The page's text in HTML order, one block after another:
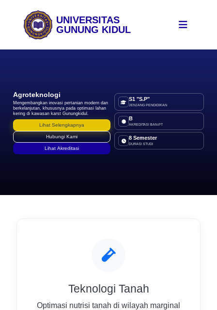
UNIVERSITAS
GUNUNG KIDUL
Agroteknologi
Mengembangkan inovasi pertanian modern dan
berkelanjutan, khususnya pada optimasi lahan
kering di kawasan karst Gunungkidul.
Lihat Selengkapnya
Hubungi Kami
Lihat Akreditasi
S1 "S.P"
JENJANG PENDIDIKAN
B
AKREDITASI BAN-PT
8 Semester
DURASI STUDI
Teknologi Tanah
Optimasi nutrisi tanah di wilayah marginal